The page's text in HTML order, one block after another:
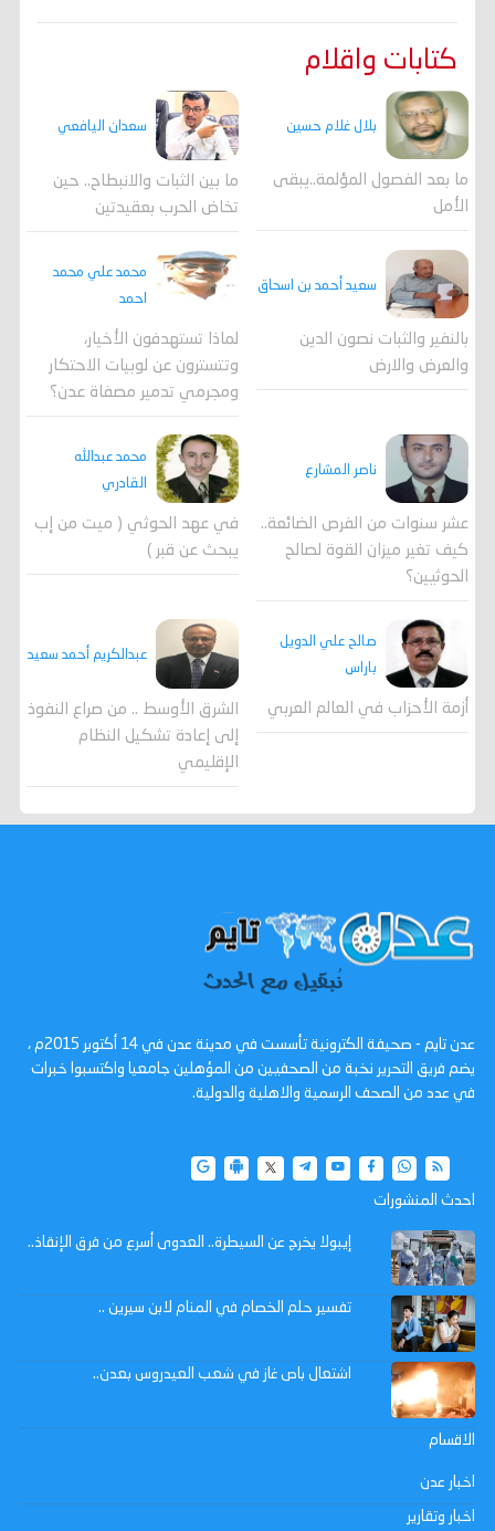
كتابات واقلام
بلال غلام حسين
ما بعد الفصول المؤلمة..يبقى
الأمل
سعدان اليافعي
ما بين الثبات والانبطاح.. حين
تخاض الحرب بعقيدتين
سعيد أحمد بن اسحاق
بالنفير والثبات نصون الدين
والعرض والارض
محمد علي محمد
احمد
لماذا تستهدفون الأخيار،
وتتسترون عن لوبيات الاحتكار
ومجرمي تدمير مصفاة عدن؟
ناصر المشارع
عشر سنوات من الفرص الضائعة..
كيف تغير ميزان القوة لصالح
الحوثيين؟
محمد عبدالله
القادري
في عهد الحوثي ( ميت من إب
يبحث عن قبر )
صالح علي الدويل
باراس
أزمة الأحزاب في العالم العربي
عبدالكريم أحمد سعيد
الشرق الأوسط .. من صراع النفوذ
إلى إعادة تشكيل النظام
الإقليمي
عدن تايم - صحيفة الكترونية تأسست في مدينة عدن في 14 أكتوبر 2015م ،
يضم فريق التحرير نخبة من الصحفيين من المؤهلين جامعيا واكتسبوا خبرات
في عدد من الصحف الرسمية والاهلية والدولية.
احدث المنشورات
إيبولا يخرج عن السيطرة.. العدوى أسرع من فرق الإنقاذ..
تفسير حلم الخصام في المنام لابن سيرين ..
اشتعال باص غاز في شعب العيدروس بعدن..
الاقسام
اخبار عدن
اخبار وتقارير